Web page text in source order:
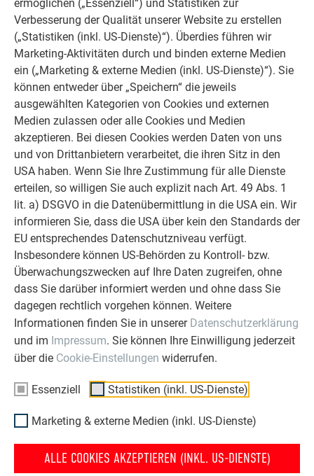
ermöglichen („Essenziell“) und Statistiken zur
Verbesserung der Qualität unserer Website zu erstellen
(„Statistiken (inkl. US-Dienste)“). Überdies führen wir
Marketing-Aktivitäten durch und binden externe Medien
ein („Marketing & externe Medien (inkl. US-Dienste)“). Sie
können entweder über „Speichern“ die jeweils
ausgewählten Kategorien von Cookies und externen
Medien zulassen oder alle Cookies und Medien
akzeptieren. Bei diesen Cookies werden Daten von uns
und von Drittanbietern verarbeitet, die ihren Sitz in den
USA haben. Wenn Sie Ihre Zustimmung für alle Dienste
erteilen, so willigen Sie auch explizit nach Art. 49 Abs. 1
lit. a) DSGVO in die Datenübermittlung in die USA ein. Wir
informieren Sie, dass die USA über kein den Standards der
EU entsprechendes Datenschutzniveau verfügt.
Insbesondere können US-Behörden zu Kontroll- bzw.
Überwachungszwecken auf Ihre Daten zugreifen, ohne
dass Sie darüber informiert werden und ohne dass Sie
dagegen rechtlich vorgehen können. Weitere
Informationen finden Sie in unserer Datenschutzerklärung
und im Impressum. Sie können Ihre Einwilligung jederzeit
über die Cookie-Einstellungen widerrufen.
Essenziell Statistiken (inkl. US-Dienste)
Marketing & externe Medien (inkl. US-Dienste)
ALLE COOKIES AKZEPTIEREN (INKL. US-DIENSTE)
> 10°–30° (> 18 %–58
%)
am oberen Viertelpunkt der
Schar
> 30° (> 58 %) am oberen Ende der Schar
* Dachdurchbrüche können die Lage des Festpunktbereiches
verändern.